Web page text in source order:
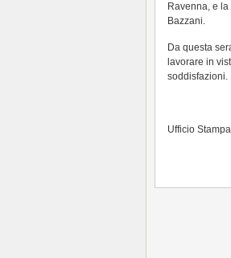
Ravenna, e
Bazzani.
Da questa
lavorare in
soddisfazioni.
Ufficio